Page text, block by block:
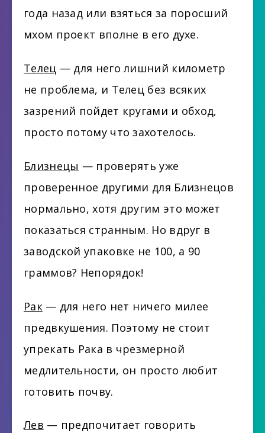
года назад или взяться за поросший
мхом проект вполне в его духе.
Телец — для него лишний километр
не проблема, и Телец без всяких
зазрений пойдет кругами и обход,
просто потому что захотелось.
Близнецы — проверять уже
проверенное другими для Близнецов
нормально, хотя другим это может
показаться странным. Но вдруг в
заводской упаковке не 100, а 90
граммов? Непорядок!
Рак — для него нет ничего милее
предвкушения. Поэтому не стоит
упрекать Рака в чрезмерной
медлительности, он просто любит
готовить почву.
Лев — предпочитает говорить